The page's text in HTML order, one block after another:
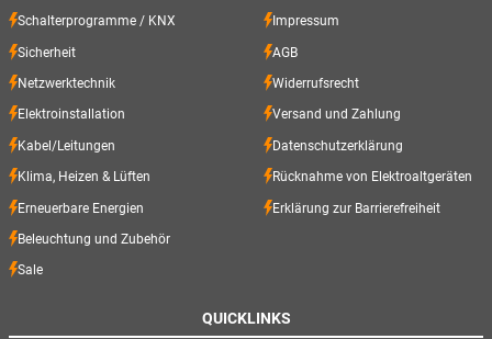
Schalterprogramme / KNX
Sicherheit
Netzwerktechnik
Elektroinstallation
Kabel/Leitungen
Klima, Heizen & Lüften
Erneuerbare Energien
Beleuchtung und Zubehör
Sale
Impressum
AGB
Widerrufsrecht
Versand und Zahlung
Datenschutzerklärung
Rücknahme von Elektroaltgeräten
Erklärung zur Barrierefreiheit
QUICKLINKS